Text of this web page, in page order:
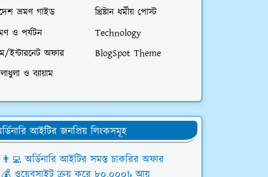
ভ্রমণ গাইড
খ্রিষ্টান ধর্মীয় পোস্ট
ও পর্যটন
Technology
ইন্টারনেট অফার
BlogSpot Theme
ও ব্যায়াম
আইটির জনপ্রিয় লিংকসমূহ
👨‍💻 অর্ডিনারি আইটির সমস্ত চাকরির অফার